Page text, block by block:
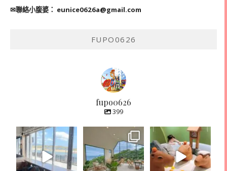
✉聯絡小腹婆： eunice0626a@gmail.com
FUPO0626
fupo0626
399